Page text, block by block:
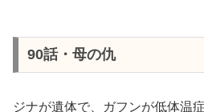
90話・母の仇
ジナが遺体で、ガフンが低体温